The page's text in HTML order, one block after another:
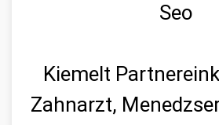
Seo
Kiemelt
Zahnarzt,